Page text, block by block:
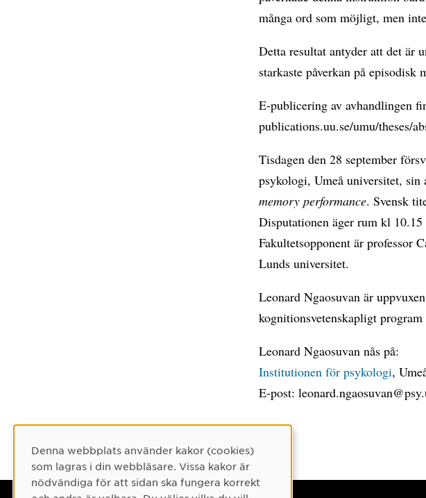
många ord som möjligt, men
Detta resultat antyder att det är
starkaste påverkan på episodisk
E-publicering av avhandlingen
publications.uu.se/umu/theses/
Tisdagen den 28 september
psykologi, Umeå universitet,
memory performance. Svensk
Disputationen äger rum kl
Fakultetsopponent är
Lunds universitet.
Leonard Ngaosuvan är
kognitionsvetenskapligt
Leonard Ngaosuvan nås på:
Institutionen för psykologi,
E-post:
Cookie-samtycke
Denna webbplats använder kakor (cookies)
som lagras i din webbläsare. Vissa kakor är
nödvändiga för att sidan ska fungera korrekt